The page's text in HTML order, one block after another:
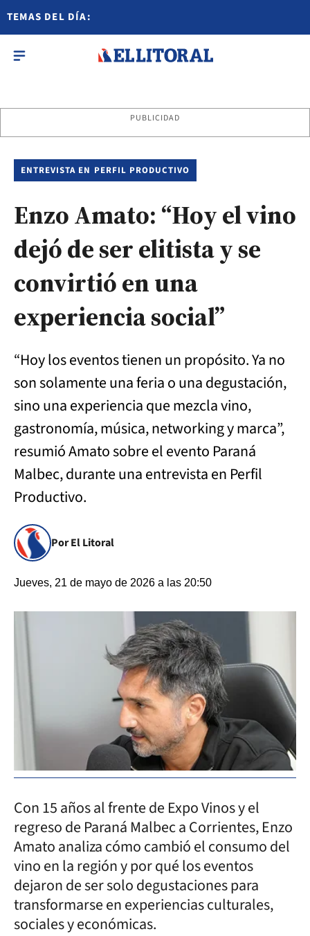
TEMAS DEL DÍA:
PUBLICIDAD
ENTREVISTA EN PERFIL PRODUCTIVO
Enzo Amato: “Hoy el vino
dejó de ser elitista y se
convirtió en una
experiencia social”
“Hoy los eventos tienen un propósito. Ya no
son solamente una feria o una degustación,
sino una experiencia que mezcla vino,
gastronomía, música, networking y marca”,
resumió Amato sobre el evento Paraná
Malbec, durante una entrevista en Perfil
Productivo.
Por El Litoral
Jueves, 21 de mayo de 2026 a las 20:50
Con 15 años al frente de Expo Vinos y el
regreso de Paraná Malbec a Corrientes, Enzo
Amato analiza cómo cambió el consumo del
vino en la región y por qué los eventos
dejaron de ser solo degustaciones para
transformarse en experiencias culturales,
sociales y económicas.